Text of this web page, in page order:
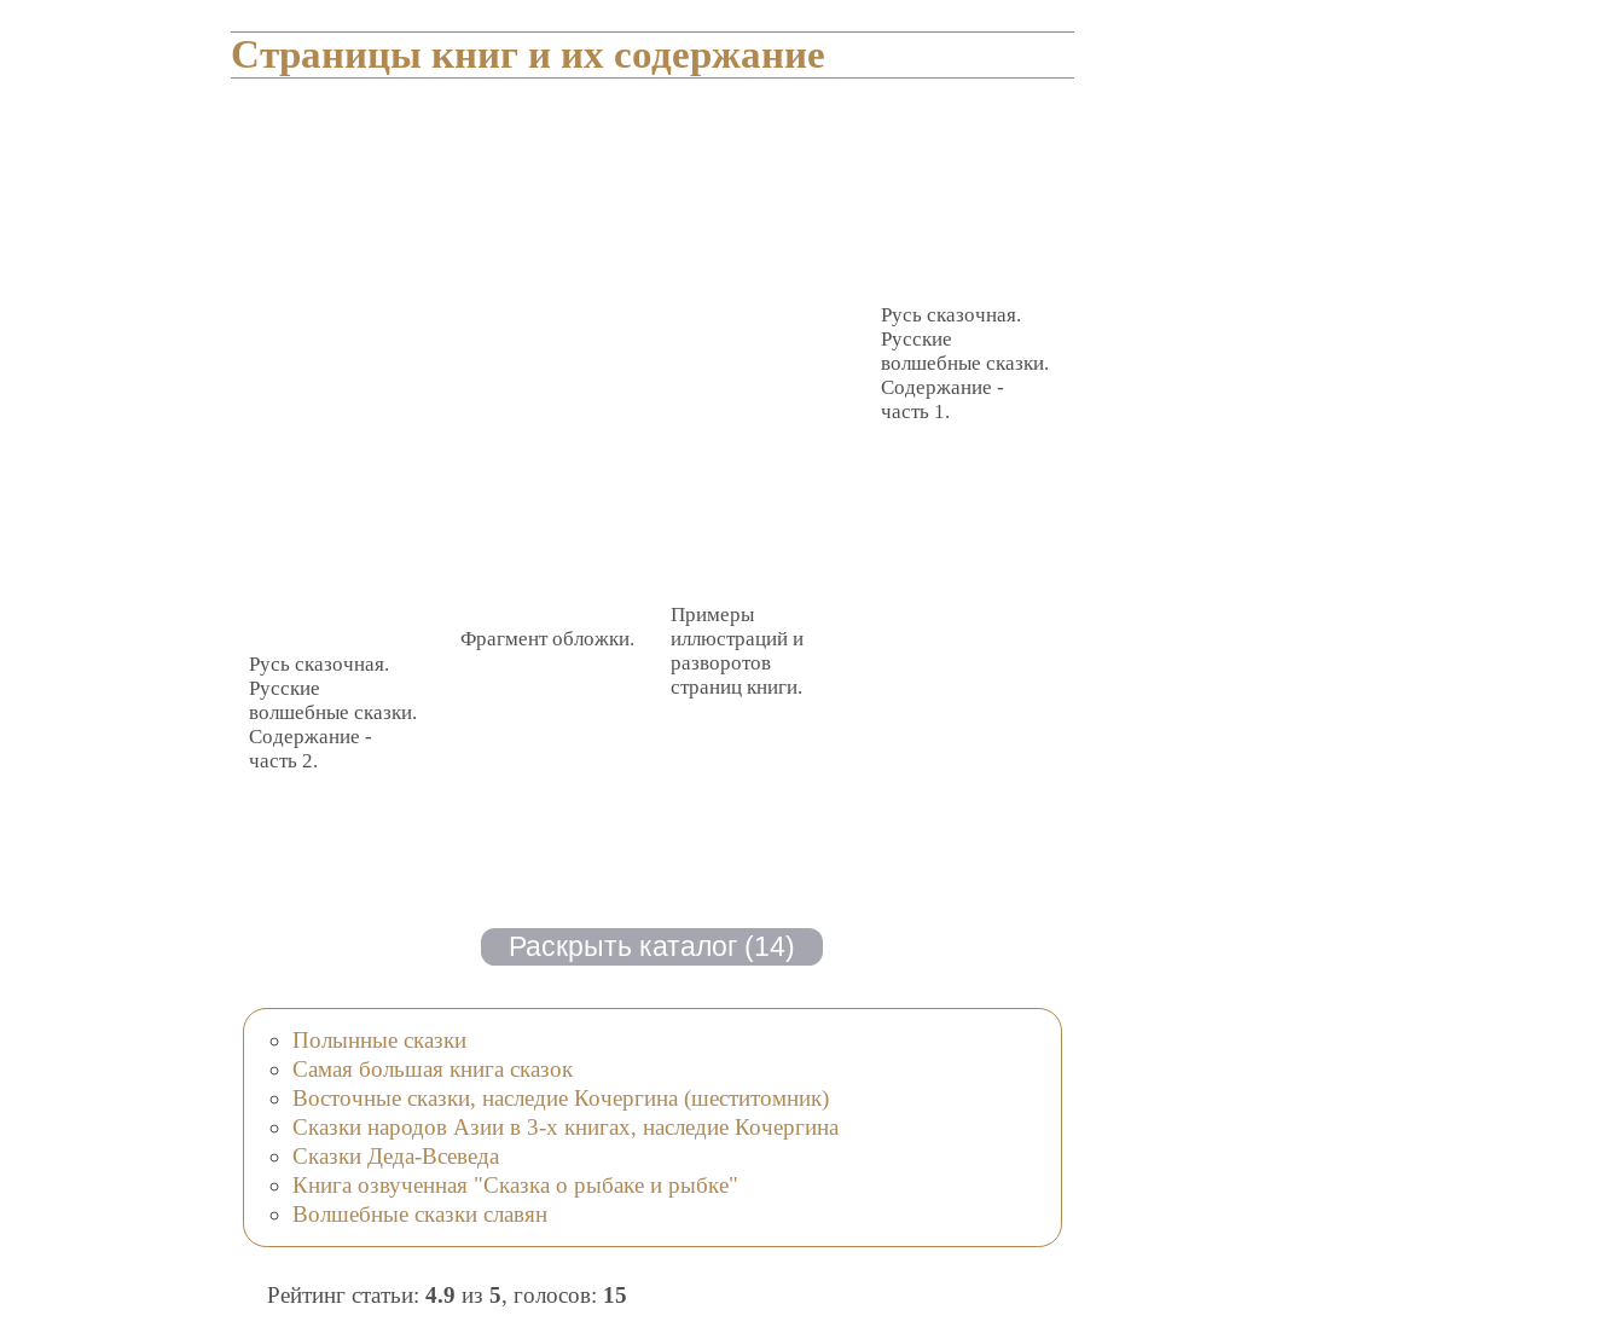
Страницы книг и их содержание
Русь сказочная.
Русские
волшебные сказки.
Содержание -
часть 1.
Русь сказочная.
Русские
волшебные сказки.
Содержание -
часть 2.
Фрагмент обложки.
Примеры
иллюстраций и
разворотов
страниц книги.
Полынные сказки
Самая большая книга сказок
Восточные сказки, наследие Кочергина (шеститомник)
Сказки народов Азии в 3-х книгах, наследие Кочергина
Сказки Деда-Всеведа
Книга озвученная "Сказка о рыбаке и рыбке"
Волшебные сказки славян
Рейтинг статьи: 4.9 из 5, голосов: 15